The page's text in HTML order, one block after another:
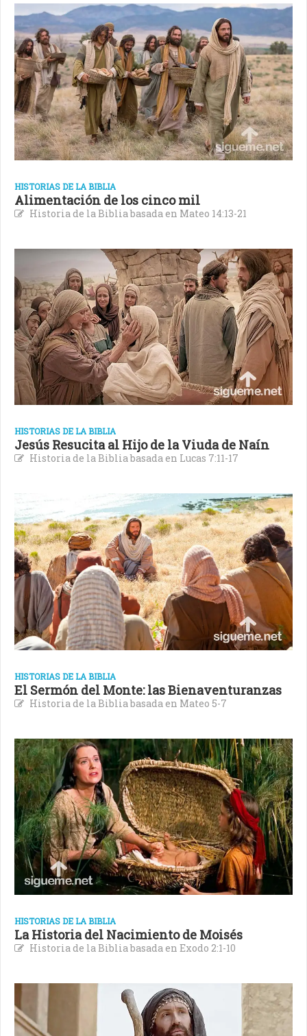
HISTORIAS DE LA BIBLIA
Alimentación de los cinco mil
Historia de la Biblia basada en Mateo 14:13-21
HISTORIAS DE LA BIBLIA
Jesús Resucita al Hijo de la Viuda de Naín
Historia de la Biblia basada en Lucas 7:11-17
HISTORIAS DE LA BIBLIA
El Sermón del Monte: las Bienaventuranzas
Historia de la Biblia basada en Mateo 5-7
HISTORIAS DE LA BIBLIA
La Historia del Nacimiento de Moisés
Historia de la Biblia basada en Exodo 2:1-10